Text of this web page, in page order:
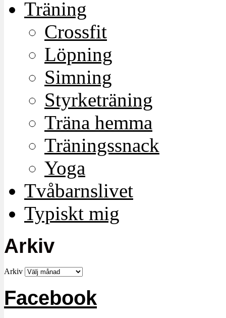
Träning
Crossfit
Löpning
Simning
Styrketräning
Träna hemma
Träningssnack
Yoga
Tvåbarnslivet
Typiskt mig
Arkiv
Arkiv
Facebook